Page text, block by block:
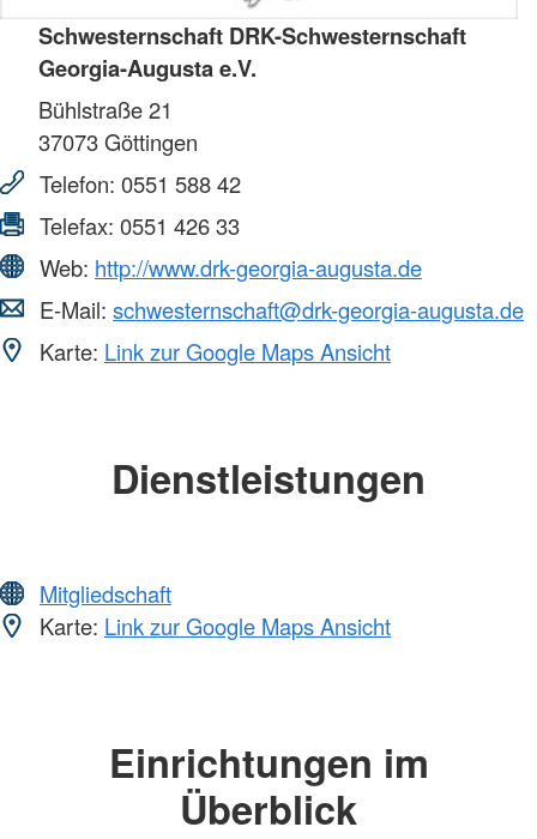
Schwesternschaft DRK-Schwesternschaft
Georgia-Augusta e.V.
Bühlstraße 21
37073Göttingen
Telefon: 0551 588 42
Telefax: 0551 426 33
Web: http://www.drk-georgia-augusta.de
E-Mail: schwesternschaft@drk-georgia-augusta.de
Karte: Link zur Google Maps Ansicht
Dienstleistungen
Mitgliedschaft
Karte: Link zur Google Maps Ansicht
Einrichtungen im
Überblick